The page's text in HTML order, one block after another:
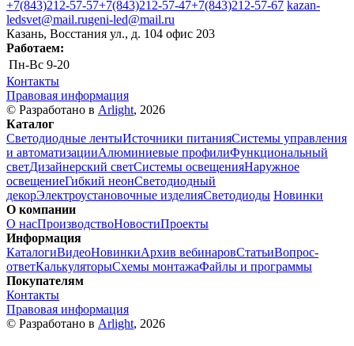
+7(843)212-57-57+7(843)212-57-47+7(843)212-57-67 kazan-
ledsvet@mail.rugeni-led@mail.ru
Казань, Восстания ул., д. 104 офис 203
Работаем:
Пн-Вс 9-20
Контакты
Правовая информация
© Разработано в Arlight, 2026
Каталог
Светодиодные лентыИсточники питанияСистемы управления
и автоматизацииАлюминиевые профилиФункциональный
светДизайнерский светСистемы освещенияНаружное
освещениеГибкий неонСветодиодный
декорЭлектроустановочные изделияСветодиоды Новинки
О компании
О насПроизводствоНовостиПроекты
Информация
КаталогиВидеоНовинкиАрхив вебинаровСтатьиВопрос-
ответКалькуляторыСхемы монтажаФайлы и программы
Покупателям
Контакты
Правовая информация
© Разработано в Arlight, 2026